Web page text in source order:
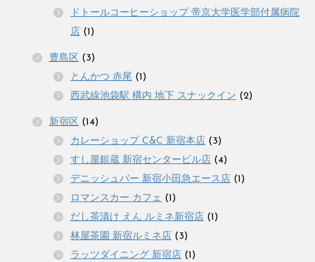
ドトールコーヒーショップ 帝京大学医学部付属病院
店 (1)
豊島区 (3)
とんかつ 赤尾 (1)
西武線池袋駅 構内 地下 スナックイン (2)
新宿区 (14)
カレーショップ C&C 新宿本店 (3)
すし屋銀蔵 新宿センタービル店 (4)
デニッシュバー 新宿小田急エース店 (1)
ロマンスカー カフェ (1)
だし茶漬け えん ルミネ新宿店 (1)
林屋茶園 新宿ルミネ店 (3)
ラッツダイニング 新宿店 (1)